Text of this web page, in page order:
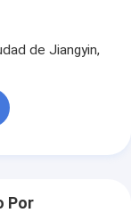
de Jiangyin,
Por